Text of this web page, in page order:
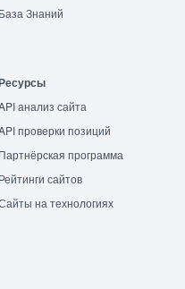
База Знаний
анализ сайта
проверки позиций
Партнёрская программа
Рейтинги сайтов
на технологиях